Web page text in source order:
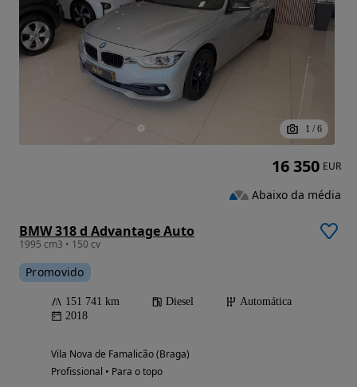
1 / 6
BMW 318 d Advantage Auto
1995 cm3 • 150 cv
Promovido
151 741 km Diesel
Automática
2018
Vila Nova de Famalicão (Braga)
Profissional • Para o topo
16 350 EUR
Abaixo da média